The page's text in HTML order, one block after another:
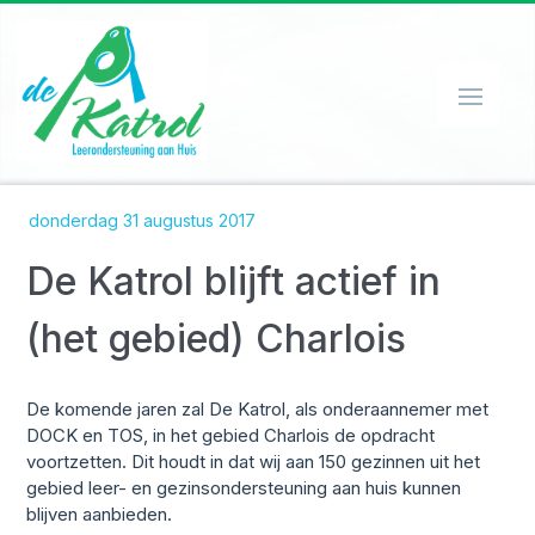
HOME
ORGANISATIE
WERKWIJZE
SPEEL-O-THEEK
CONTACT
PRIVACY
NIEUWS
donderdag 31 augustus 2017
De Katrol blijft actief in
(het gebied) Charlois
De komende jaren zal De Katrol, als onderaannemer met
DOCK en TOS, in het gebied Charlois de opdracht
voortzetten. Dit houdt in dat wij aan 150 gezinnen uit het
gebied leer- en gezinsondersteuning aan huis kunnen
blijven aanbieden.